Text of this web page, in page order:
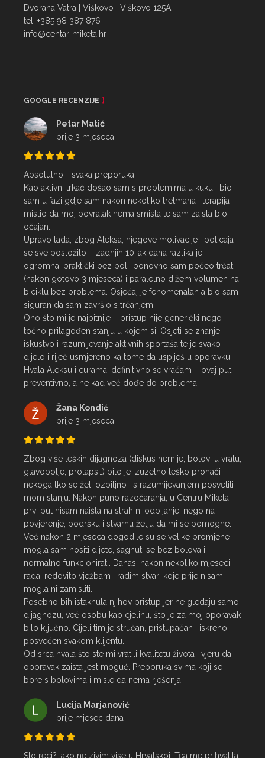
Dvorana Vatra | Viškovo | Viškovo 125A
tel. +385 98 387 876
info@centar-miketa.hr
GOOGLE RECENZIJE
Petar Matić
prije 3 mjeseca
Apsolutno - svaka preporuka!
Kao aktivni trkač došao sam s problemima u kuku i bio
sam u fazi gdje sam nakon nekoliko tretmana i terapija
mislio da moj povratak nema smisla te sam zaista bio
očajan.
Upravo tada, zbog Aleksa, njegove motivacije i poticaja
se sve posložilo – zadnjih 10-ak dana razlika je
ogromna, praktički bez boli, ponovno sam počeo trčati
(nakon gotovo 3 mjeseca) i paralelno dižem volumen na
biciklu bez problema. Osjećaj je fenomenalan a bio sam
siguran da sam završio s trčanjem.
Ono što mi je najbitnije – pristup nije generički nego
točno prilagođen stanju u kojem si. Osjeti se znanje,
iskustvo i razumijevanje aktivnih sportaša te je svako
dijelo i riječ usmjereno ka tome da uspiješ u oporavku.
Hvala Aleksu i curama, definitivno se vraćam – ovaj put
preventivno, a ne kad već dođe do problema!
Žana Kondić
prije 3 mjeseca
Zbog više teških dijagnoza (diskus hernije, bolovi u vratu,
glavobolje, prolaps…) bilo je izuzetno teško pronaći
nekoga tko se želi ozbiljno i s razumijevanjem posvetiti
mom stanju. Nakon puno razočaranja, u Centru Miketa
prvi put nisam naišla na strah ni odbijanje, nego na
povjerenje, podršku i stvarnu želju da mi se pomogne.
Već nakon 2 mjeseca dogodile su se velike promjene —
mogla sam nositi dijete, sagnuti se bez bolova i
normalno funkcionirati. Danas, nakon nekoliko mjeseci
rada, redovito vježbam i radim stvari koje prije nisam
mogla ni zamisliti.
Posebno bih istaknula njihov pristup jer ne gledaju samo
dijagnozu, već osobu kao cjelinu, što je za moj oporavak
bilo ključno. Cijeli tim je stručan, pristupačan i iskreno
posvećen svakom klijentu.
Od srca hvala što ste mi vratili kvalitetu života i vjeru da
oporavak zaista jest moguć. Preporuka svima koji se
bore s bolovima i misle da nema rješenja.
Lucija Marjanović
prije mjesec dana
Sto reci? Iako ne zivim vise u Hrvatskoj, Tea me prihvatila